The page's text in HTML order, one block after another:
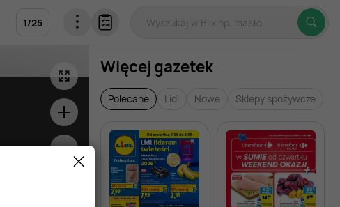
1/25
Więcej gazetek
Polecane Lidl Nowe Sklepy spożywcze